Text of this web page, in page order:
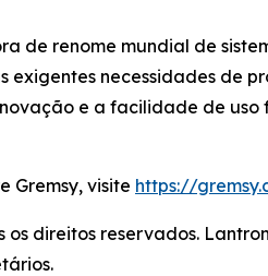
de renome mundial de
necessidades de
e a facilidade de
Gremsy, visite https://
os direitos reservados.